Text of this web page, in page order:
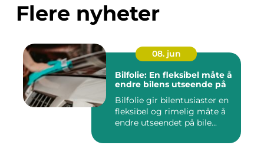
Flere nyheter
08. jun
Bilfolie: En fleksibel måte å
endre bilens utseende på
Bilfolie gir bilentusiaster en
fleksibel og rimelig måte å
endre utseendet på bile...